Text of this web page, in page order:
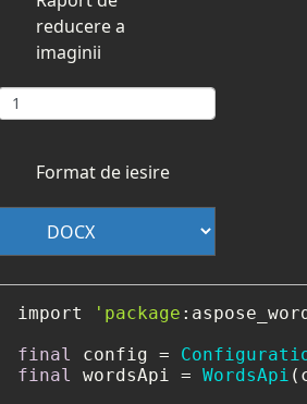
reducere a
imaginii
Format de iesire
import 'package
final
config =
final
wordsApi = WordsApi